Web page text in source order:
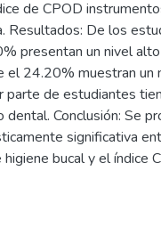
de CPOD
Resultados: De los
presentan un nivel
el 24.20% muestran un
parte de estudiantes
Conclusión: Se
significativa
bucal y el índice